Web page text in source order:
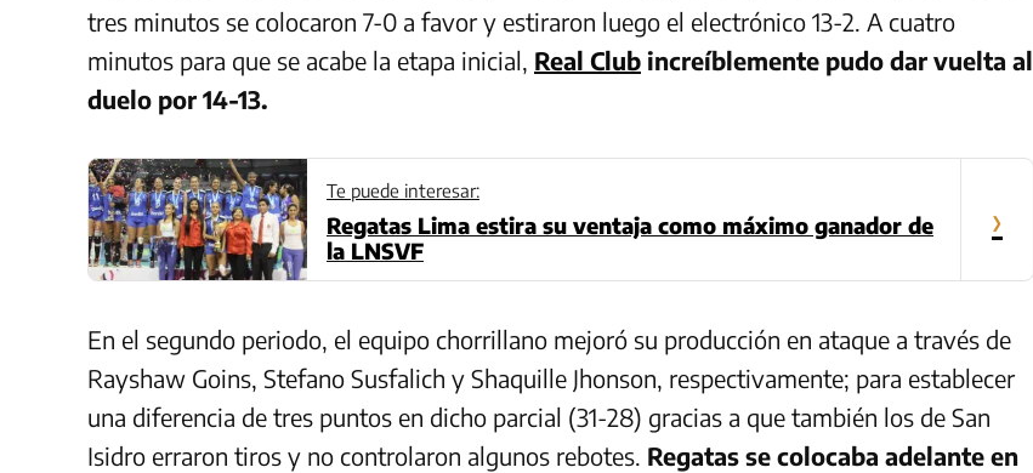
tres minutos se colocaron 7-0 a favor y estiraron luego el electrónico 13-2. A cuatro
minutos para que se acabe la etapa inicial, Real Club increíblemente pudo dar vuelta al
duelo por 14-13.
Te puede interesar:
Regatas Lima estira su ventaja como máximo ganador de
la LNSVF
›
En el segundo periodo, el equipo chorrillano mejoró su producción en ataque a través de
Rayshaw Goins, Stefano Susfalich y Shaquille Jhonson, respectivamente; para establecer
una diferencia de tres puntos en dicho parcial (31-28) gracias a que también los de San
Isidro erraron tiros y no controlaron algunos rebotes. Regatas se colocaba adelante en